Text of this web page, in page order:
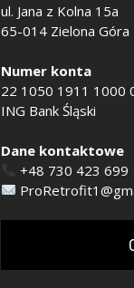
ul. Jana z Kolna 15a
65-014 Zielona Góra
Numer konta
22 1050 1911 1000
ING Bank Śląski
Dane kontaktowe
+48 730 423 699